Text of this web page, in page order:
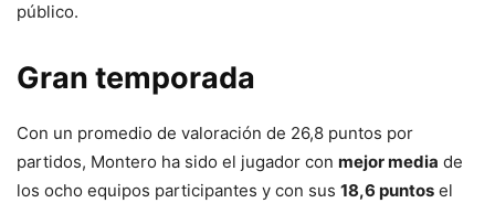
público.
Gran temporada
Con un promedio de valoración de 26,8 puntos por
partidos, Montero ha sido el jugador con mejor media de
los ocho equipos participantes y con sus 18,6 puntos el